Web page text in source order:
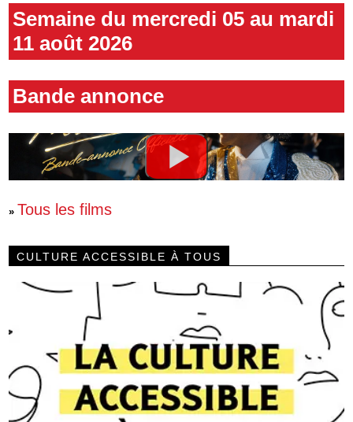
Semaine du mercredi 05 au mardi
11 août 2026
Bande annonce
» Tous les films
CULTURE ACCESSIBLE À TOUS